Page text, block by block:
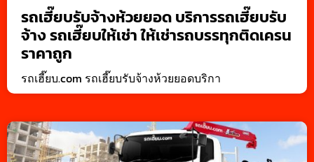
รถเฮี๊ยบรับจ้างห้วยยอด บริการรถเฮี๊ยบรับ
จ้าง รถเฮี๊ยบให้เช่า ให้เช่ารถบรรทุกติดเครน
ราคาถูก
รถเฮี๊ยบ.com รถเฮี๊ยบรับจ้างห้วยยอดบริกา